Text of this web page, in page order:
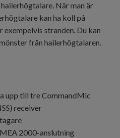
När man är
kan ha koll på
stranden. Du kan
från hailerhögtalaren.
upp till tre CommandMic
receiver
2000-anslutning